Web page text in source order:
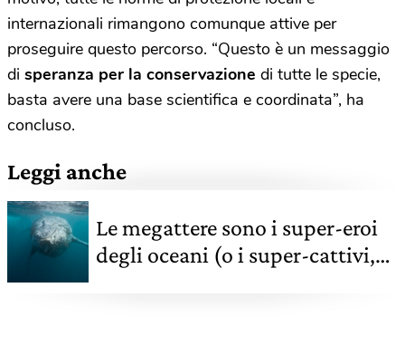
internazionali rimangono comunque attive per
proseguire questo percorso. “Questo è un messaggio
di speranza per la conservazione di tutte le specie,
basta avere una base scientifica e coordinata”, ha
concluso.
Leggi anche
Le megattere sono i super-eroi
degli oceani (o i super-cattivi,